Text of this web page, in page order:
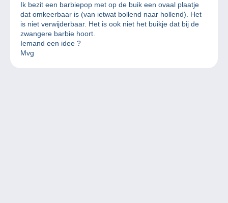
Ik bezit een barbiepop met op de buik een ovaal plaatje
dat omkeerbaar is (van ietwat bollend naar hollend). Het
is niet verwijderbaar. Het is ook niet het buikje dat bij de
zwangere barbie hoort.
Iemand een idee ?
Mvg